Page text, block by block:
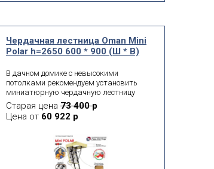
Чердачная лестница Oman Mini
Polar h=2650 600 * 900 (Ш * В)
В дачном домике с невысокими
потолками рекомендуем установить
миниатюрную чердачную лестницу
Oman Mini Polar h2650 мм. Модель
пригодится и в загородном доме
постоянного проживания. Благодаря
люка толщиной 86 мм конструкция
надёжно защищает от утечки тёплого
воздуха из жилых помещений в холодное
Старая цена 73 400 р
Цена от 60 922 р